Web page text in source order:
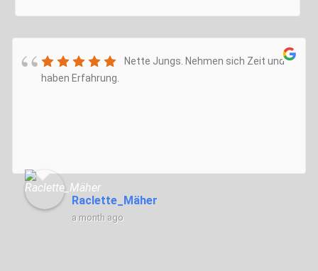
Nette Jungs. Nehmen sich Zeit und
haben Erfahrung.
Raclette_Mäher
a month ago